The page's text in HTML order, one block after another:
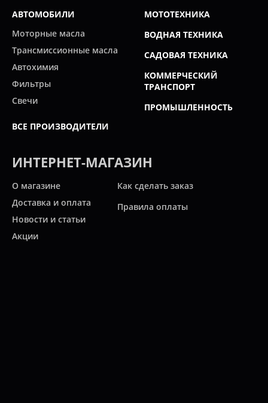
АВТОМОБИЛИ
Моторные масла
Трансмиссионные масла
Автохимия
Фильтры
Свечи
ВСЕ ПРОИЗВОДИТЕЛИ
МОТОТЕХНИКА
ВОДНАЯ ТЕХНИКА
САДОВАЯ ТЕХНИКА
КОММЕРЧЕСКИЙ
ТРАНСПОРТ
ПРОМЫШЛЕННОСТЬ
ИНТЕРНЕТ-МАГАЗИН
О магазине
Доставка и оплата
Новости и статьи
Акции
Как сделать заказ
Правила оплаты